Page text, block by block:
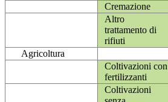
Cremazione
Altro
trattamento di
rifiuti
Agricoltura
Coltivazioni con
fertilizzanti
Coltivazioni